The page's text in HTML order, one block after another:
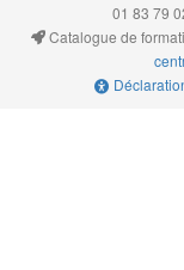
01 83 79
Catalogue de